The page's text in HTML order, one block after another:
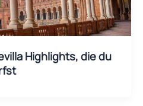
Highlights, die du